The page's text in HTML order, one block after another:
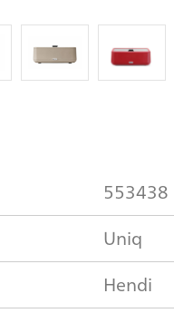
553438
Uniq
Hendi